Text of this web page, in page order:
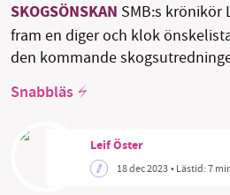
Sök Sparade
Threads
SKOGSÖNSKAN SMB:s krönikör
fram en diger och klok
den kommande
Snabbläs
Leif Öster
18 dec 2023• Lästid:7